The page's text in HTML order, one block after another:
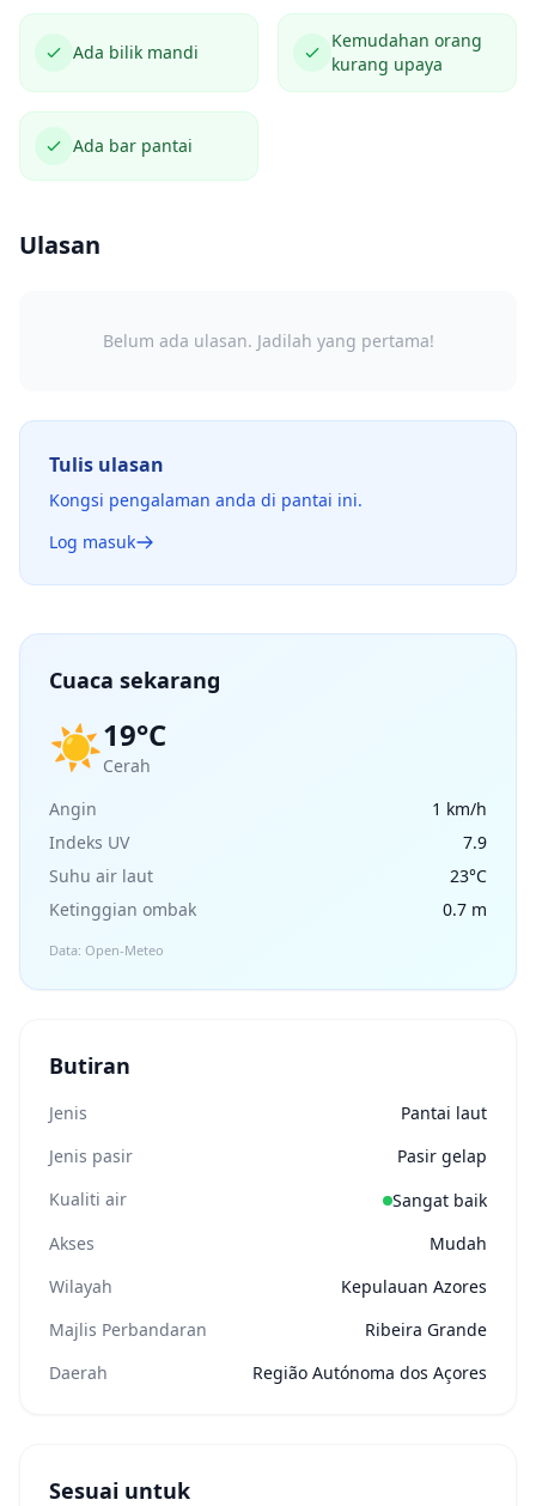
Ada bilik mandi
Kemudahan orang
kurang upaya
Ada bar pantai
Ulasan
Belum ada ulasan. Jadilah yang pertama!
Tulis ulasan
Kongsi pengalaman anda di pantai ini.
Log masuk
Cuaca sekarang
☀️19°C
Cerah
Angin
1 km/h
Indeks UV
7.9
Suhu air laut
23°C
Ketinggian ombak
0.7 m
Data: Open-Meteo
Butiran
Jenis
Pantai laut
Jenis pasir
Pasir gelap
Kualiti air
Sangat baik
Akses
Mudah
Wilayah
Kepulauan Azores
Majlis Perbandaran
Ribeira Grande
Daerah
Região Autónoma dos Açores
Sesuai untuk